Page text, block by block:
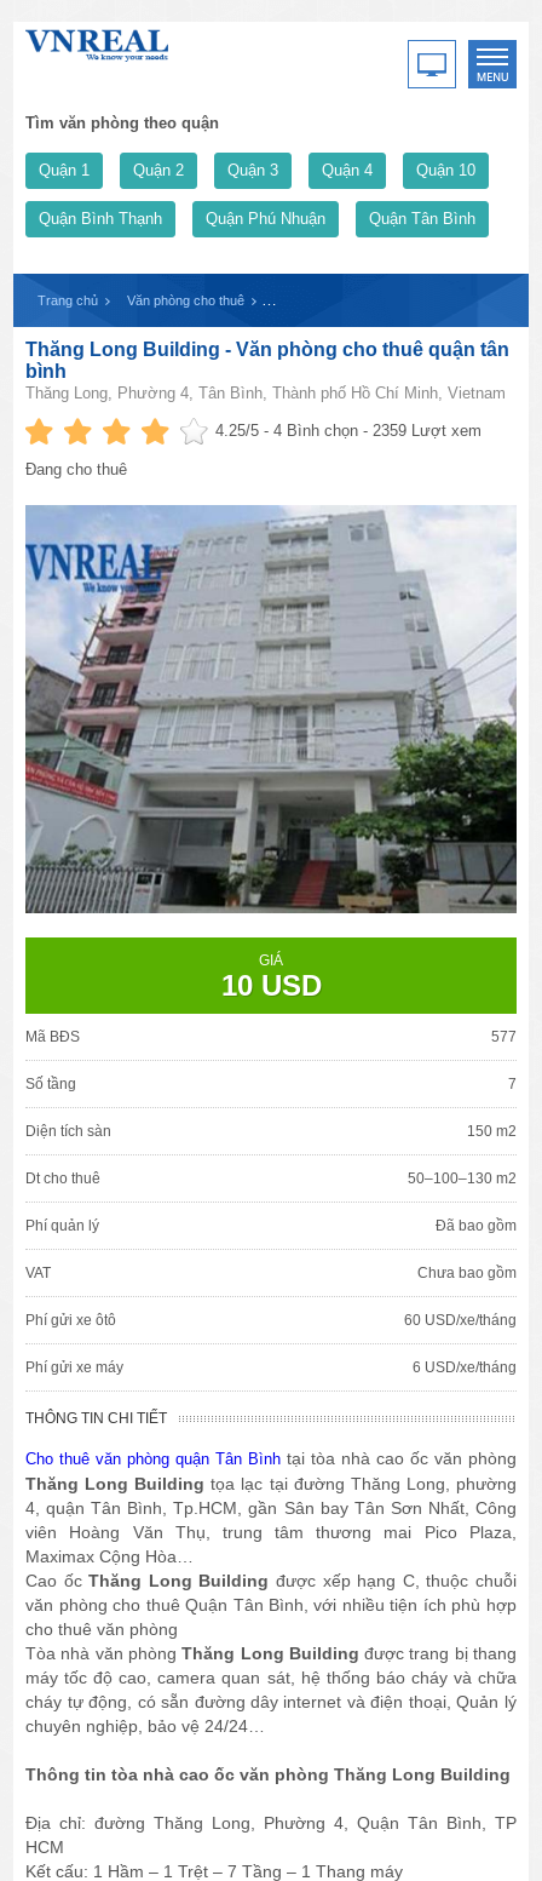
Tìm văn phòng theo quận
Quận 1 Quận 2 Quận 3 Quận 4 Quận 10
Quận Bình Thạnh Quận Phú Nhuận Quận Tân Bình
Trang chủ Văn phòng cho thuê
Thăng Long Building - Văn phòng cho thuê quận tân
bình
Thăng Long, Phường 4, Tân Bình, Thành phố Hồ Chí Minh, Vietnam
4.25/5 -4 Bình chọn - 2359 Lượt xem
Đang cho thuê
GIÁ
10 USD
Mã BĐS 577
Số tầng 7
Diện tích sàn 150 m2
Dt cho thuê 50–100–130 m2
Phí quản lý Đã bao gồm
VAT Chưa bao gồm
Phí gửi xe ôtô 60 USD/xe/tháng
Phí gửi xe máy 6 USD/xe/tháng
THÔNG TIN CHI TIẾT
Cho thuê văn phòng quận Tân Bình tại tòa nhà cao ốc văn phòng
Thăng Long Building tọa lạc tại đường Thăng Long, phường
4, quận Tân Bình, Tp.HCM, gần Sân bay Tân Sơn Nhất, Công
viên Hoàng Văn Thụ, trung tâm thương mai Pico Plaza,
Maximax Cộng Hòa…
Cao ốcThăng Long Building được xếp hạng C, thuộc chuỗi
văn phòng cho thuê Quận Tân Bình, với nhiều tiện ích phù hợp
cho thuê văn phòng
Tòa nhà văn phòngThăng Long Building được trang bị thang
máy tốc độ cao, camera quan sát, hệ thống báo cháy và chữa
cháy tự động, có sẵn đường dây internet và điện thoại, Quản lý
chuyên nghiệp, bảo vệ 24/24…
Thông tin tòa nhà cao ốc văn phòng Thăng Long Building
Địa chỉ: đường Thăng Long, Phường 4, Quận Tân Bình, TP
HCM
Kết cấu: 1 Hầm – 1 Trệt – 7 Tầng – 1 Thang máy